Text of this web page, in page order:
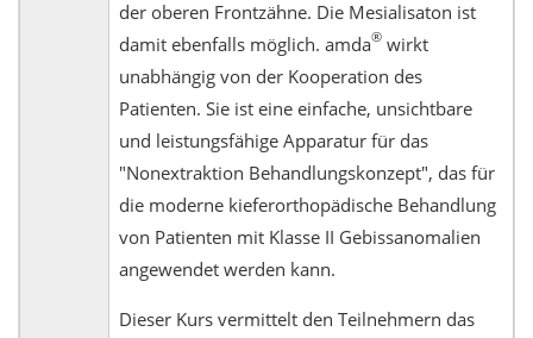
der oberen Frontzähne. Die Mesialisaton ist
damit ebenfalls möglich. amda® wirkt
unabhängig von der Kooperation des
Patienten. Sie ist eine einfache, unsichtbare
und leistungsfähige Apparatur für das
"Nonextraktion Behandlungskonzept", das für
die moderne kieferorthopädische Behandlung
von Patienten mit Klasse II Gebissanomalien
angewendet werden kann.
Dieser Kurs vermittelt den Teilnehmern das